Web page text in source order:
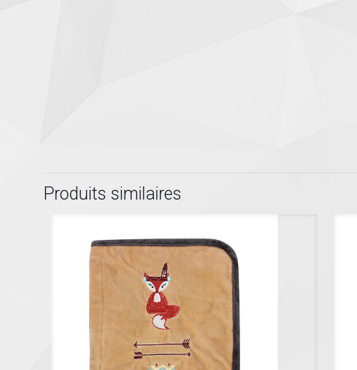
Produits similaires